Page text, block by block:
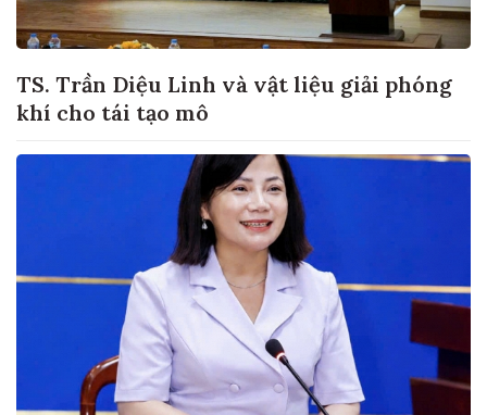
TS. Trần Diệu Linh và vật liệu giải phóng
khí cho tái tạo mô